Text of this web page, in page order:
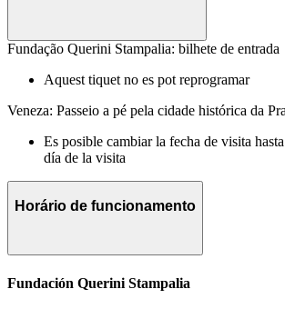
Fundação Querini Stampalia: bilhete de entrada
Aquest tiquet no es pot reprogramar
Veneza: Passeio a pé pela cidade histórica da
Es posible cambiar la fecha de visita
día de la visita
Horário de funcionamento
Fundación Querini Stampalia